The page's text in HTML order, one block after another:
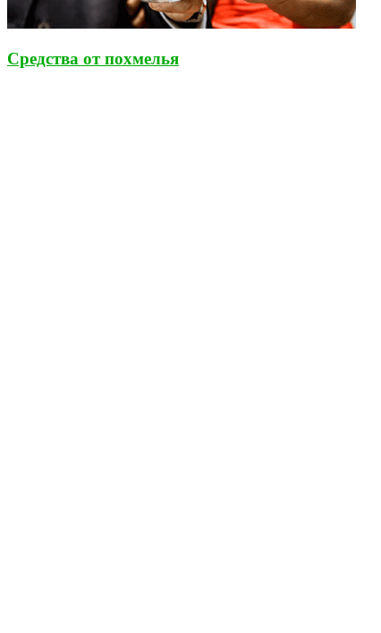
Средства от похмелья